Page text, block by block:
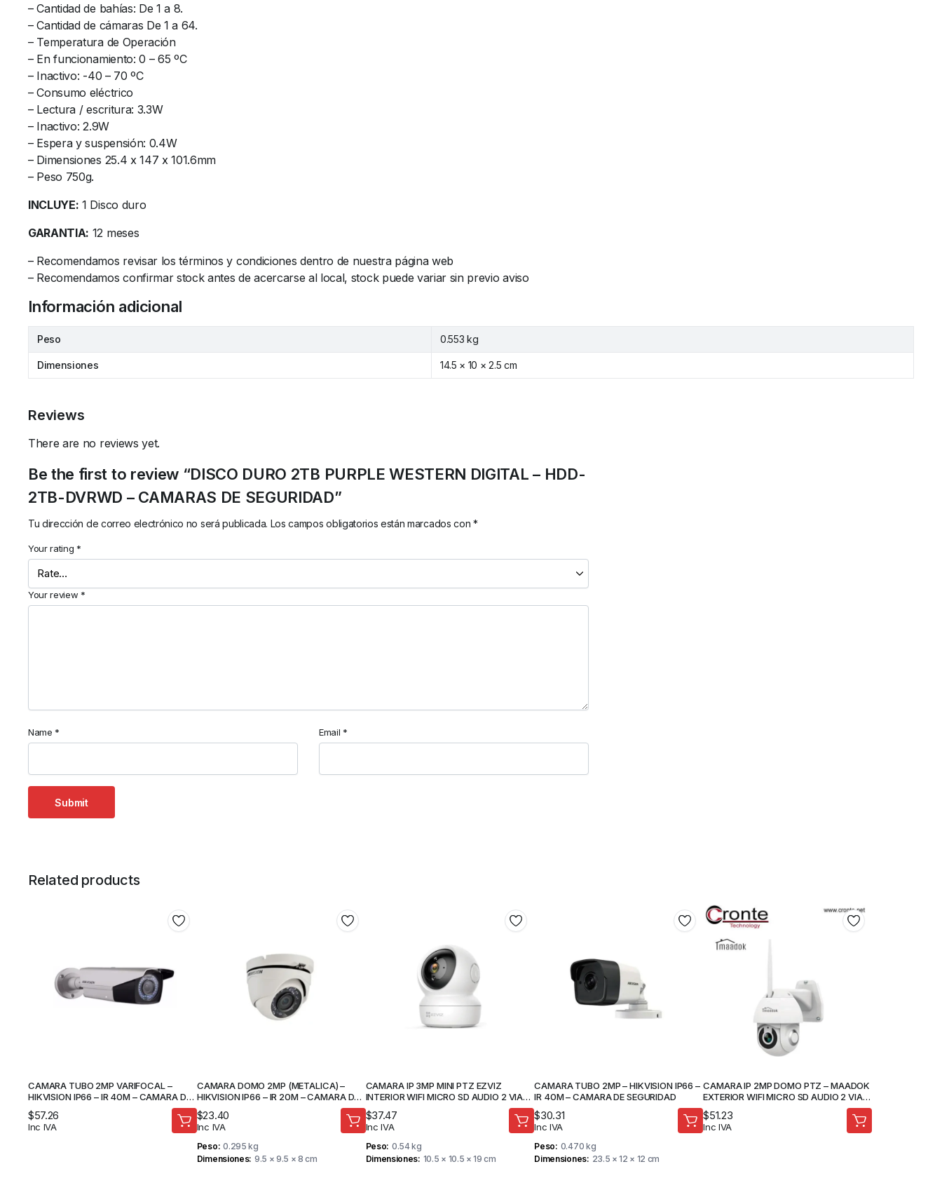
– Cantidad de bahías: De 1 a 8.
– Cantidad de cámaras De 1 a 64.
– Temperatura de Operación
– En funcionamiento: 0 – 65 ºC
– Inactivo: -40 – 70 ºC
– Consumo eléctrico
– Lectura / escritura: 3.3W
– Inactivo: 2.9W
– Espera y suspensión: 0.4W
– Dimensiones 25.4 x 147 x 101.6mm
– Peso 750g.
INCLUYE: 1 Disco duro
GARANTIA: 12 meses
– Recomendamos revisar los términos y condiciones dentro de nuestra página web
– Recomendamos confirmar stock antes de acercarse al local, stock puede variar sin previo aviso
Información adicional
Peso 0.553 kg
Dimensiones 14.5 × 10 × 2.5 cm
Reviews
There are no reviews yet.
Be the first to review “DISCO DURO 2TB PURPLE WESTERN DIGITAL – HDD-
2TB-DVRWD – CAMARAS DE SEGURIDAD”
Tu dirección de correo electrónico no será publicada. Los campos obligatorios están marcados con *
Your rating *
Your review *
Name * Email *
Related products
CAMARA TUBO 2MP VARIFOCAL –
HIKVISION IP66 – IR 40M – CAMARA DE
SEGURIDAD
$57.26
Inc IVA
CAMARA DOMO 2MP (METALICA) –
HIKVISION IP66 – IR 20M – CAMARA DE
SEGURIDAD
$23.40
Inc IVA
Peso 0.295 kg
Dimensiones 9.5 × 9.5 × 8 cm
CAMARA IP 3MP MINI PTZ EZVIZ
INTERIOR WIFI MICRO SD AUDIO 2 VIAS
– CAMARA DE SEGURIDAD
$37.47
Inc IVA
Peso 0.54 kg
Dimensiones 10.5 × 10.5 × 19 cm
CAMARA TUBO 2MP – HIKVISION IP66 –
IR 40M – CAMARA DE SEGURIDAD
$30.31
Inc IVA
Peso 0.470 kg
Dimensiones
23.5 × 12 × 12 cm
CAMARA IP 2MP DOMO PTZ – MAADOK
EXTERIOR WIFI MICRO SD AUDIO 2 VIAS
-MAA-M1EX2
$51.23
Inc IVA